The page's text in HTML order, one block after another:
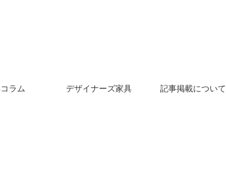
ラム デザイナーズ家具 記事掲載について